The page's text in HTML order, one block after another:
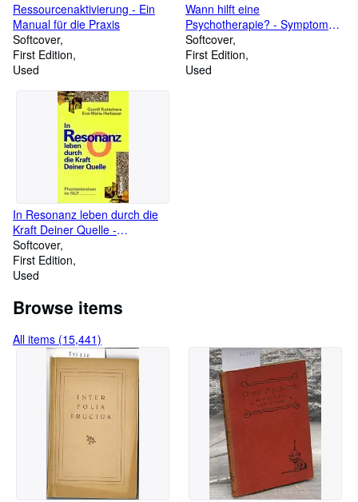
Ressourcenaktivierung - Ein
Manual für die Praxis
Softcover
First Edition
Used
Wann hilft eine
Psychotherapie? - Symptome -
Methoden - Kosten -
Qualitätskontrolle
Softcover
First Edition
Used
In Resonanz leben durch die
Kraft Deiner Quelle -
Phantasiereisen im NLP
Softcover
First Edition
Used
Browse items
All items (15,441)